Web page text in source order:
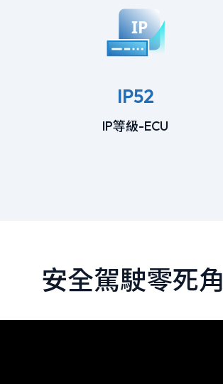
IP52
IP等級-ECU
安全駕駛零死角